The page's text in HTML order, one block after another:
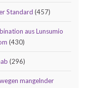
Standard (457)
aus Lunsumio
(430)
(296)
mangelnder